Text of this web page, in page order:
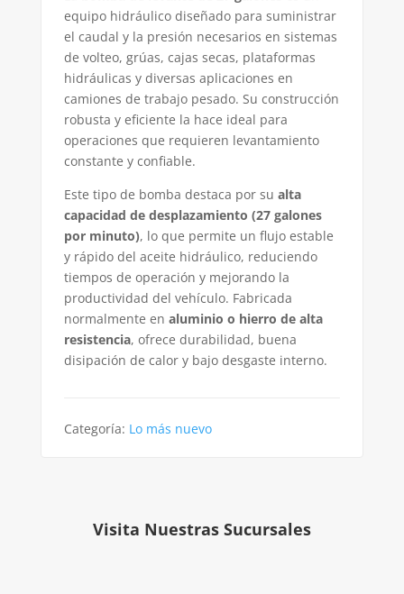
equipo hidráulico diseñado para suministrar
el caudal y la presión necesarios en sistemas
de volteo, grúas, cajas secas, plataformas
hidráulicas y diversas aplicaciones en
camiones de trabajo pesado. Su construcción
robusta y eficiente la hace ideal para
operaciones que requieren levantamiento
constante y confiable.
Este tipo de bomba destaca por su alta
capacidad de desplazamiento (27 galones
por minuto), lo que permite un flujo estable
y rápido del aceite hidráulico, reduciendo
tiempos de operación y mejorando la
productividad del vehículo. Fabricada
normalmente en aluminio o hierro de alta
resistencia, ofrece durabilidad, buena
disipación de calor y bajo desgaste interno.
Categoría: Lo más nuevo
Visita Nuestras Sucursales